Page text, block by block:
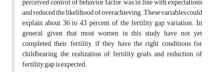
and reduced the likelihood of overachieving. These variables could
explain about 36 to 43 percent of the fertility gap variation. In
general, given that most women in this study have not yet
completed their fertility, if they have the right conditions for
childbearing, the realization of fertility goals and reduction of
fertility gap is expected.